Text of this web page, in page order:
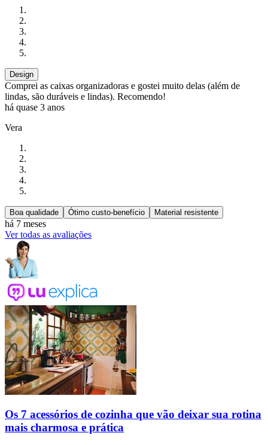
Design
Comprei as caixas organizadoras e gostei muito delas (além de
lindas, são duráveis e lindas). Recomendo!
há quase 3 anos
Vera
Boa qualidade Ótimo custo-benefício Material resistente
há 7 meses
Ver todas as avaliações
Os 7 acessórios de cozinha que vão deixar sua rotina
mais charmosa e prática